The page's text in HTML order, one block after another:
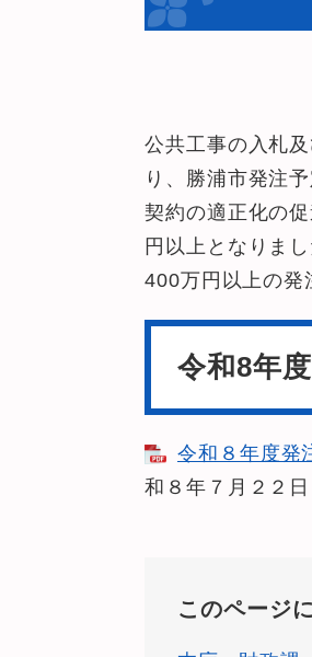
公共工事の入札
り、勝浦市発注
契約の適正化の
円以上となりま
400万円以上の発
令和8年度
令和８年度発
和８年７月２２日
このページ